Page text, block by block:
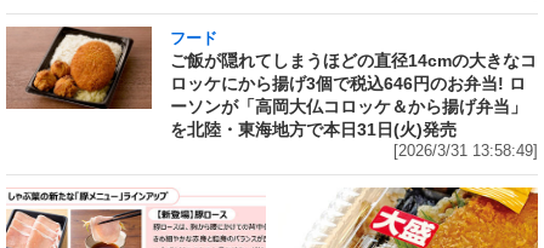
フード
ご飯が隠れてしまうほどの直径14cmの大きなコ
ロッケにから揚げ3個で税込646円のお弁当! ロ
ーソンが「高岡大仏コロッケ＆から揚げ弁当」
を北陸・東海地方で本日31日(火)発売
[2026/3/31 13:58:49]